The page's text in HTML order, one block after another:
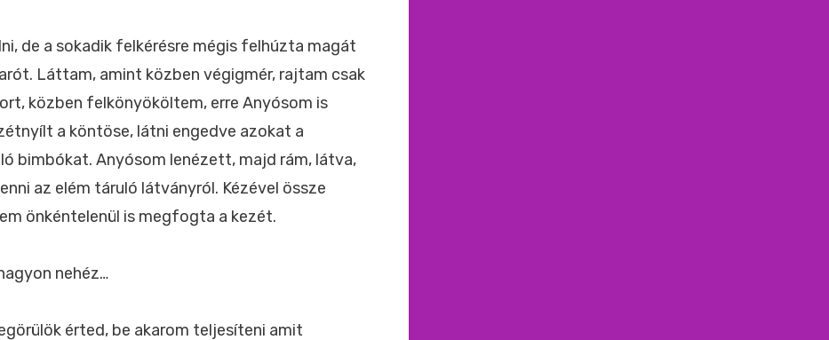
de a sokadik felkérésre mégis felhúzta magát
Láttam, amint közben végigmér, rajtam csak
közben felkönyököltem, erre Anyósom is
a köntöse, látni engedve azokat a
bimbókat. Anyósom lenézett, majd rám, látva,
az elém táruló látványról. Kézével össze
önkéntelenül is megfogta a kezét.
nehéz…
érted, be akarom teljesíteni amit